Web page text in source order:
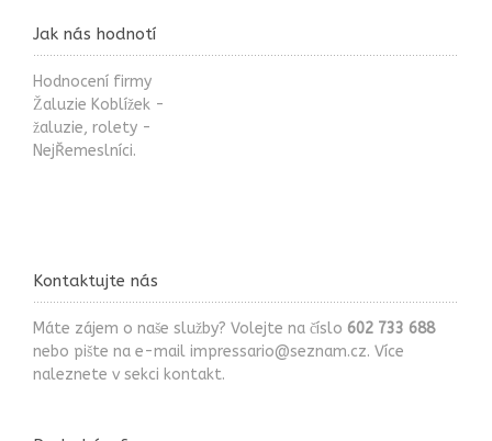
Jak nás hodnotí
Hodnocení firmy
Žaluzie Koblížek -
žaluzie, rolety -
NejŘemeslníci.
Kontaktujte nás
Máte zájem o naše služby? Volejte na číslo 602 733 688
nebo pište na e-mail impressario@seznam.cz. Více
naleznete v sekci kontakt.